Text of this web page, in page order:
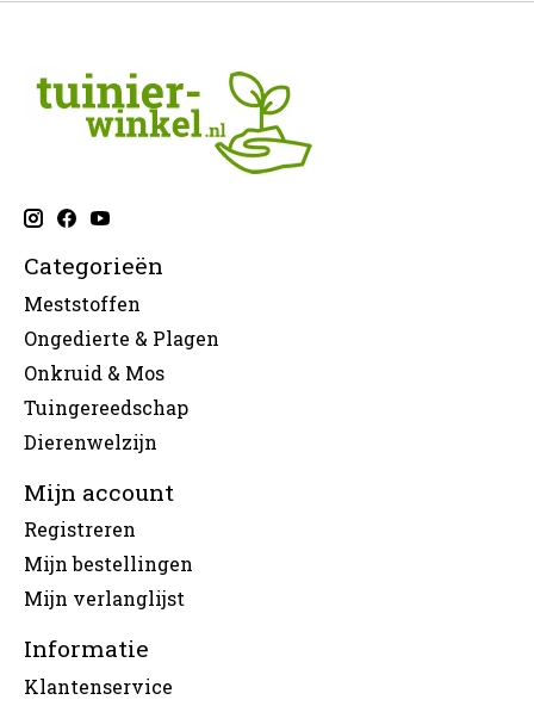
Categorieën
Meststoffen
Ongedierte & Plagen
Onkruid & Mos
Tuingereedschap
Dierenwelzijn
Mijn account
Registreren
Mijn bestellingen
Mijn verlanglijst
Informatie
Klantenservice